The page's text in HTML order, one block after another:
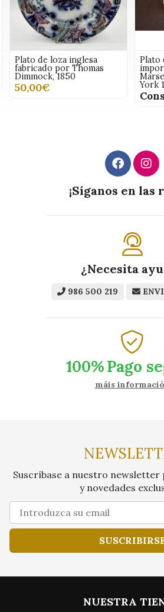
Plato de loza inglesa
fabricado por Thomas
Dimmock, 1850
50,00€
Plato
York
¡Síganos en las
¿Necesita
986 500 219
100%Pago
máis
Suscríbase a nuestro
y novedades
NUESTRA